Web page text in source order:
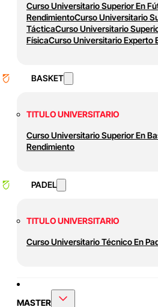
Curso Universitario Superior En
RendimientoCurso Universitario
TácticaCurso Universitario
FísicaCurso Universitario Experto
BASKET
TITULO UNIVERSITARIO
Curso Universitario Superior En
Rendimiento
PADEL
TITULO UNIVERSITARIO
Curso Universitario Técnico En
MASTER